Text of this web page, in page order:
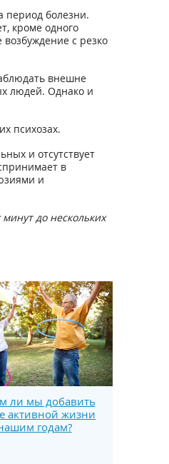
период болезни.
кроме одного
с резко
внешне
людей. Однако и
психозах.
и отсутствует
в
и
до нескольких
ли мы добавить
активной жизни
годам?